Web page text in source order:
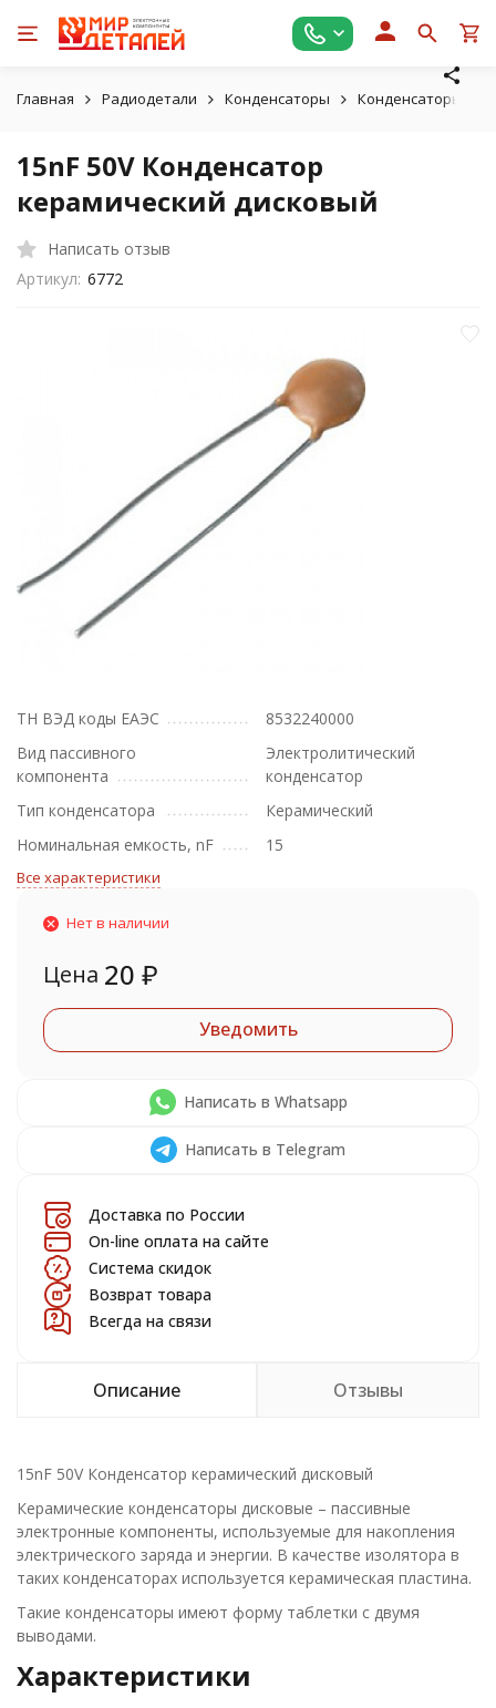
Главная Радиодетали Конденсаторы Конденсаторы
15nF 50V Конденсатор
керамический дисковый
Написать отзыв
Артикул: 6772
ТН ВЭД коды ЕАЭС
8532240000
Вид пассивного
компонента
Электролитический
конденсатор
Тип конденсатора
Керамический
Номинальная емкость, nF
15
Все характеристики
Нет в наличии
Цена 20 ₽
Уведомить
Написать в Whatsapp
Написать в Telegram
Доставка по России
On-line оплата на сайте
Система скидок
Возврат товара
Всегда на связи
Описание Отзывы
15nF 50V Конденсатор керамический дисковый
Керамические конденсаторы дисковые – пассивные
электронные компоненты, используемые для накопления
электрического заряда и энергии. В качестве изолятора в
таких конденсаторах используется керамическая пластина.
Такие конденсаторы имеют форму таблетки с двумя
выводами.
Характеристики